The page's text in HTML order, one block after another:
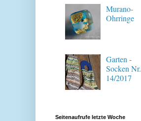
Murano-
Ohrringe
Garten -
Socken Nr.
14/2017
Seitenaufrufe letzte Woche